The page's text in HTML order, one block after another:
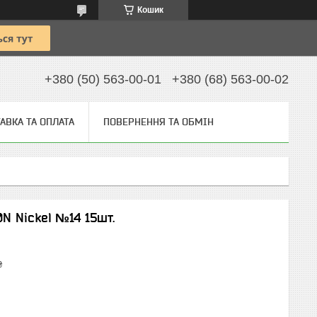
Кошик
+380 (50) 563-00-01 +380 (68) 563-00-02
ТА ОПЛАТА ПОВЕРНЕННЯ ТА ОБМІН
Nickel №14 15шт.